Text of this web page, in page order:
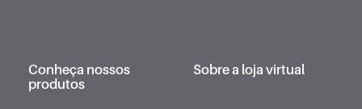
Conheça nossos
produtos
Sobre a loja virtual